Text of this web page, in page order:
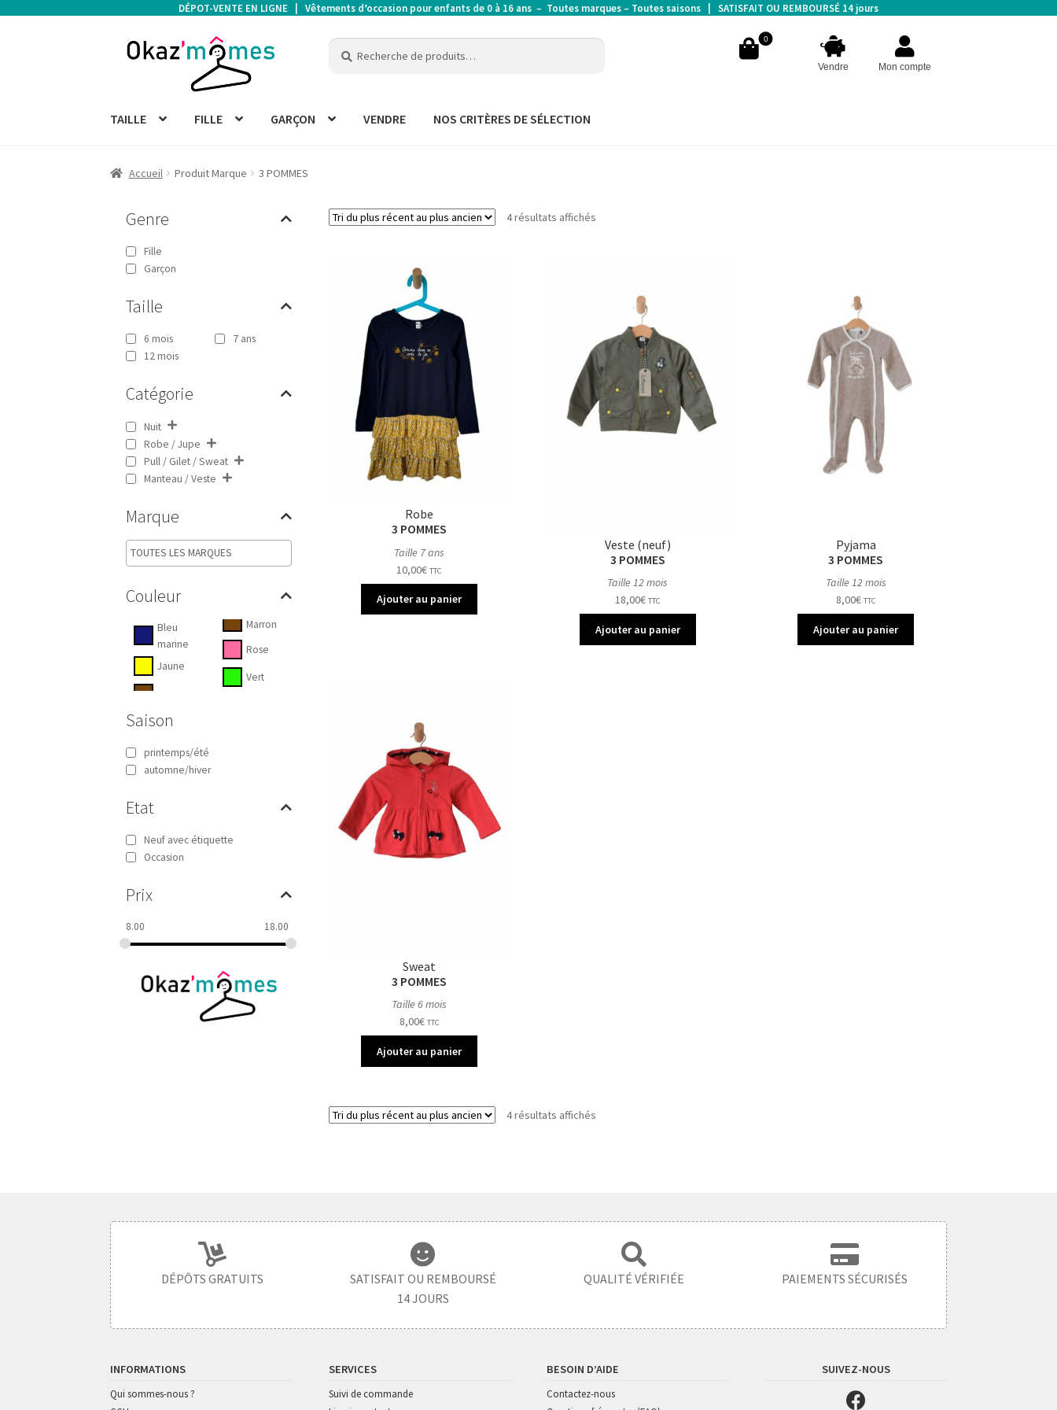
DÉPOT-VENTE EN LIGNE | Vêtements d’occasion pour enfants de 0 à 16 ans – Toutes marques – Toutes saisons | SATISFAIT OU REMBOURSÉ 14 jours
Recherche
pour :
Recherche 0
Vendre Mon compte
TAILLE FILLE GARÇON VENDRE NOS CRITÈRES DE SÉLECTION
Accueil Produit Marque 3 POMMES
4 résultats affichés
Robe
3 POMMES
Taille 7 ans
10,00€ TTC
Ajouter au panier
Veste (neuf)
3 POMMES
Taille 12 mois
18,00€ TTC
Ajouter au panier
Pyjama
3 POMMES
Taille 12 mois
8,00€ TTC
Ajouter au panier
Sweat
3 POMMES
Taille 6 mois
8,00€ TTC
Ajouter au panier
4 résultats affichés
Genre
Fille
Garçon
Taille
6 mois
12 mois
7 ans
Catégorie
Nuit
Robe / Jupe
Pull / Gilet / Sweat
Manteau / Veste
Marque
Couleur
Bleu
marine
Jaune
Marron
Rose
Vert
Saison
printemps/été
automne/hiver
Etat
Neuf avec étiquette
Occasion
Prix
8.00 18.00
DÉPÔTS GRATUITS
SATISFAIT OU REMBOURSÉ
14 JOURS
QUALITÉ VÉRIFIÉE PAIEMENTS SÉCURISÉS
INFORMATIONS
Qui sommes-nous ?
SERVICES
Suivi de commande
BESOIN D’AIDE
Contactez-nous
SUIVEZ-NOUS